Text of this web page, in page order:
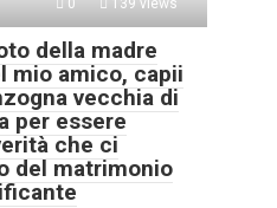
0 139 views
della madre
mio amico, capii
vecchia di
per essere
che ci
del matrimonio